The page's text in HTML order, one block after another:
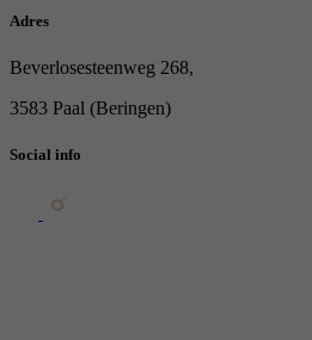
Adres
Beverlosesteenweg 268,
3583 Paal (Beringen)
Social info